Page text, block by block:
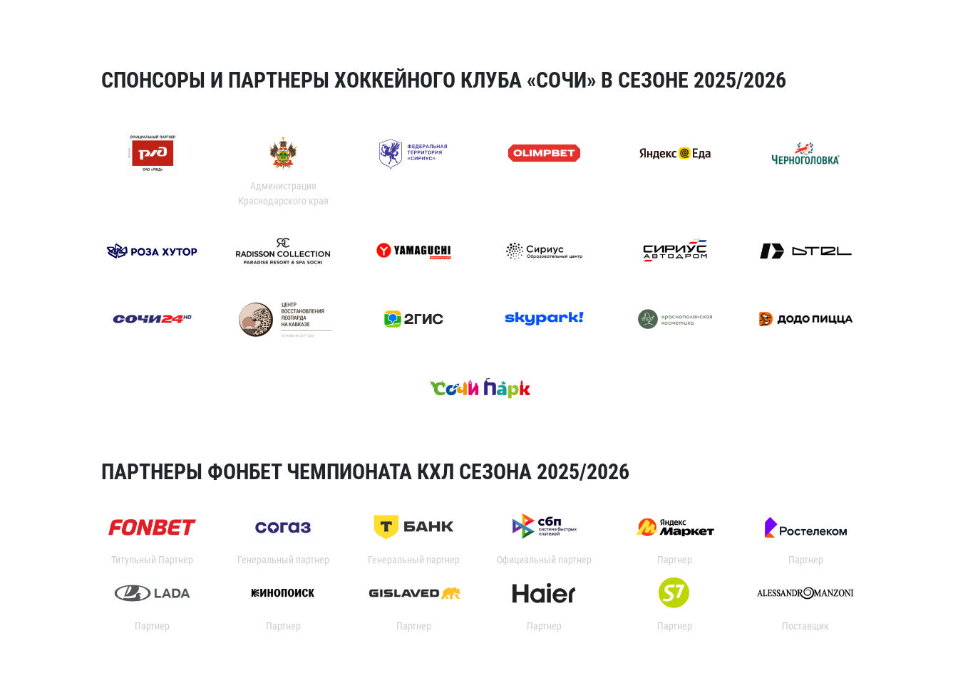
СПОНСОРЫ И ПАРТНЕРЫ ХОККЕЙНОГО КЛУБА «СОЧИ» В СЕЗОНЕ 2025/2026
Администрация
Краснодарского края
ПАРТНЕРЫ ФОНБЕТ ЧЕМПИОНАТА КХЛ СЕЗОНА 2025/2026
Титульный Партнер Генеральный партнер Генеральный партнер Официальный партнер Партнер Партнер
Партнер Партнер Партнер Партнер Партнер Поставщик